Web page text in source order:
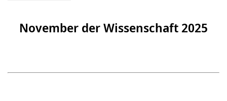
November der Wissenschaft 2025